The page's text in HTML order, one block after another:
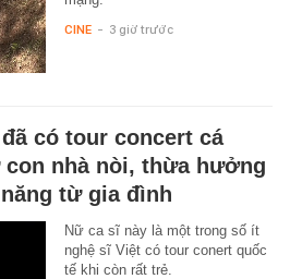
CINE - 3 giờ trước
có tour concert cá
nhà nòi, thừa hưởng
từ gia đình
Nữ ca sĩ này là một trong số ít
nghệ sĩ Việt có tour conert quốc
tế khi còn rất trẻ.